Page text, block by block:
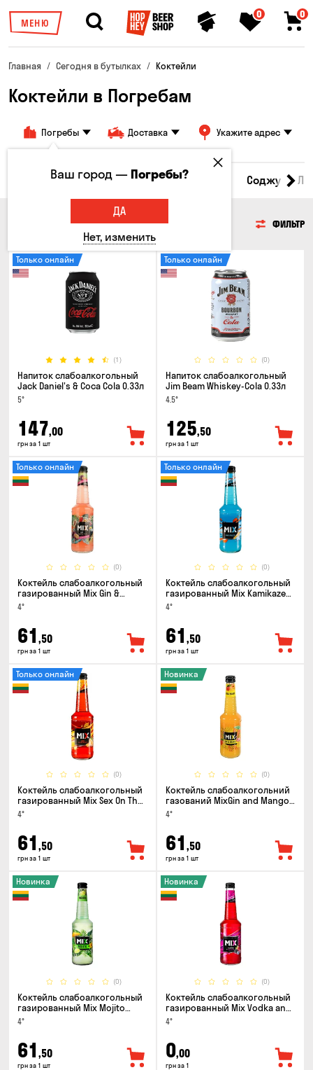
МЕНЮ
0 0
Главная Сегодня в бутылках Коктейли
Коктейли в Погребам
Погребы Доставка Укажите адрес
Вино Виски Коктейли Соджу
КОКТЕЙЛИ ФИЛЬТР
(1)
Только онлайн
Напиток слабоалкогольный
Jack Daniel's & Coca Cola 0.33л
5°
147,00
грн за 1 шт
(0)
Только онлайн
Напиток слабоалкогольный
Jim Beam Whiskey-Cola 0.33л
4.5°
125,50
грн за 1 шт
(0)
Только онлайн
Коктейль слабоалкогольный
газированный Mix Gin &
Passion fruit 0.33л
4°
61 ,50
грн за 1 шт
(0)
Только онлайн
Коктейль слабоалкогольный
газированный Mix Kamikaze
0.33л
4°
61 ,50
грн за 1 шт
(0)
Только онлайн
Коктейль слабоалкогольный
газированный Mix Sex On The
Beach 0.33л
4°
61 ,50
грн за 1 шт
(0)
Новинка
Коктейль слабоалкогольний
газований MixGin and Mango
0.33л
4°
61 ,50
грн за 1 шт
(0)
Новинка
Коктейль слабоалкогольный
газированный Mix Mojito
0.33л
4°
61 ,50
грн за 1 шт
(0)
Новинка
Коктейль слабоалкогольный
газированный Mix Vodka and
Wild Berry 0.33л
4°
0,00
грн за 1
Ваш город —Погребы?
ДА
Нет, изменить